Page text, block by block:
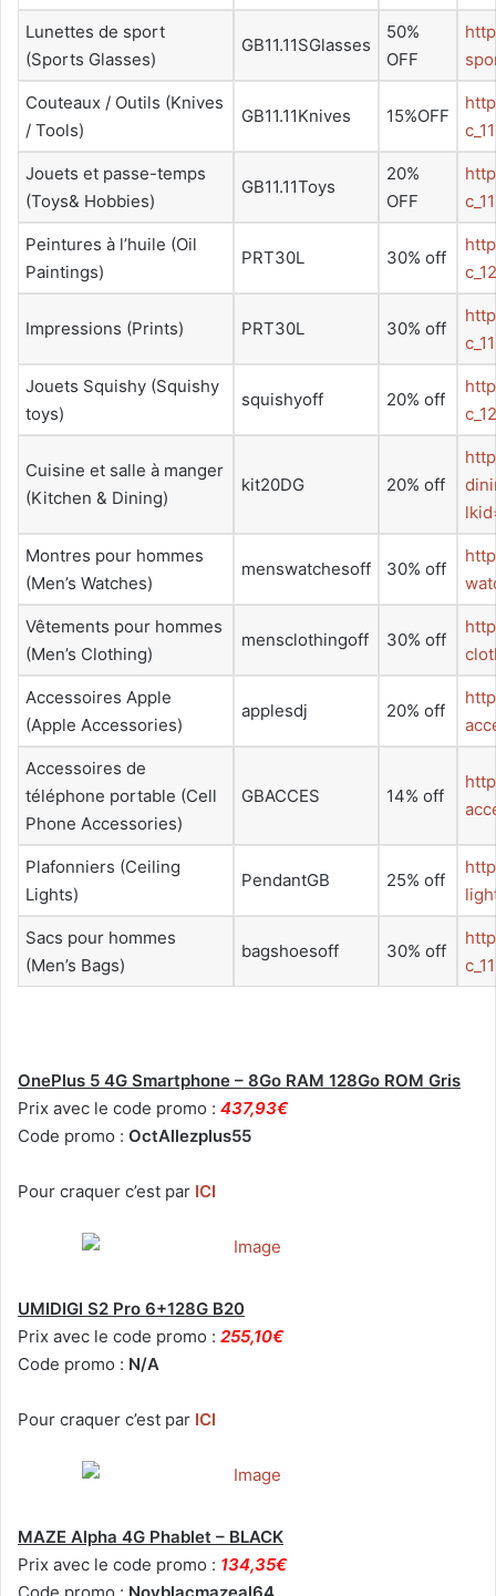
Lunettes de sport
(Sports Glasses)
GB11.11SGlasses
50%
OFF
Couteaux / Outils (Knives
/ Tools)
GB11.11Knives 15%OFF
Jouets et passe-temps
(Toys& Hobbies)
GB11.11Toys
20%
OFF
Peintures à l’huile (Oil
Paintings)
PRT30L 30% off
Impressions (Prints) PRT30L 30% off
Jouets Squishy (Squishy
toys)
squishyoff 20% off
Cuisine et salle à manger
(Kitchen & Dining)
kit20DG 20% off
Montres pour hommes
(Men’s Watches)
menswatchesoff 30% off
Vêtements pour hommes
(Men’s Clothing)
mensclothingoff 30% off
Accessoires Apple
(Apple Accessories)
applesdj 20% off
Accessoires de
téléphone portable (Cell
Phone Accessories)
GBACCES 14% off
Plafonniers (Ceiling
Lights)
PendantGB 25% off
Sacs pour hommes
(Men’s Bags)
bagshoesoff 30% off
OnePlus 5 4G Smartphone – 8Go RAM 128Go ROM Gris
Prix avec le code promo : 437,93€
Code promo : OctAllezplus55
Pour craquer c’est par ICI
UMIDIGI S2 Pro 6+128G B20
Prix avec le code promo : 255,10€
Code promo : N/A
Pour craquer c’est par ICI
MAZE Alpha 4G Phablet – BLACK
Prix avec le code promo : 134,35€